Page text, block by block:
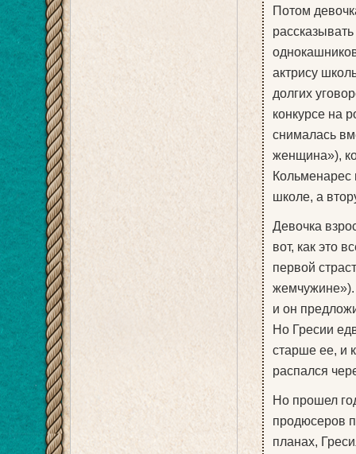
Потом
актрису
долгих
конкурсе на
снималась
женщина»),
Кольменарес
школе, а
Девочка
вот, как это
первой
жемчужине»).
и он
Но Гресии
старше ее, и
распался
Но прошел
продюсеров
планах,